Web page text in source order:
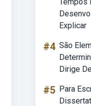
Explicar
#4 São
Dirige
#5 Para